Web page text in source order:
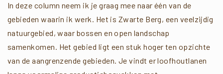
In deze column neem ik je graag mee naar één van de
gebieden waarin ik werk. Het is Zwarte Berg, een veelzijdig
natuurgebied, waar bossen en open landschap
samenkomen. Het gebied ligt een stuk hoger ten opzichte
van de aangrenzende gebieden. Je vindt er loofhoutlanen